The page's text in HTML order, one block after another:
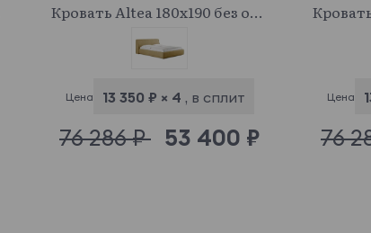
Кровать Altea 180x190 без основания и подъемного механизма
Цена 13 350 ₽ × 4 , в сплит
76 286 ₽ 53 400 ₽
Цена
76